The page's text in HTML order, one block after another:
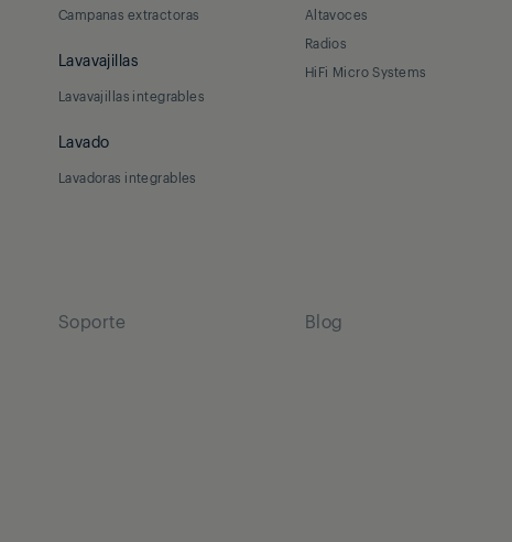
Campanas extractoras
Lavavajillas
Lavavajillas integrables
Lavado
Lavadoras integrables
Altavoces
Radios
HiFi Micro Systems
Soporte Blog